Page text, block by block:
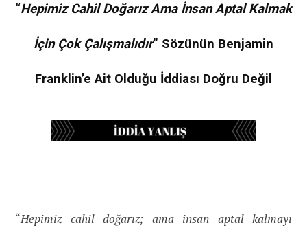
“Hepimiz Cahil Doğarız Ama İnsan Aptal Kalmak
İçin Çok Çalışmalıdır” Sözünün Benjamin
Franklin’e Ait Olduğu İddiası Doğru Değil
“Hepimiz cahil doğarız; ama insan aptal kalmayı